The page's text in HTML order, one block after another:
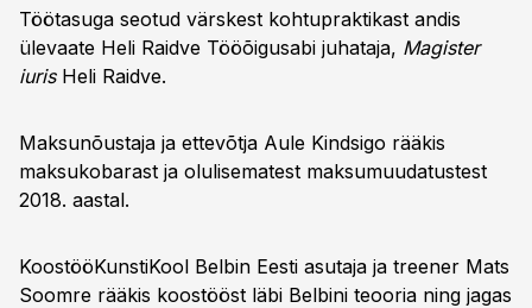
Töötasuga seotud värskest kohtupraktikast andis
ülevaate Heli Raidve Tööõigusabi juhataja, Magister
iurisHeli Raidve.
Maksunõustaja ja ettevõtja Aule Kindsigo rääkis
maksukobarast ja olulisematest maksumuudatustest
2018. aastal.
KoostööKunstiKool Belbin Eesti asutaja ja treener Mats
Soomre rääkis koostööst läbi Belbini teooria ning jagas